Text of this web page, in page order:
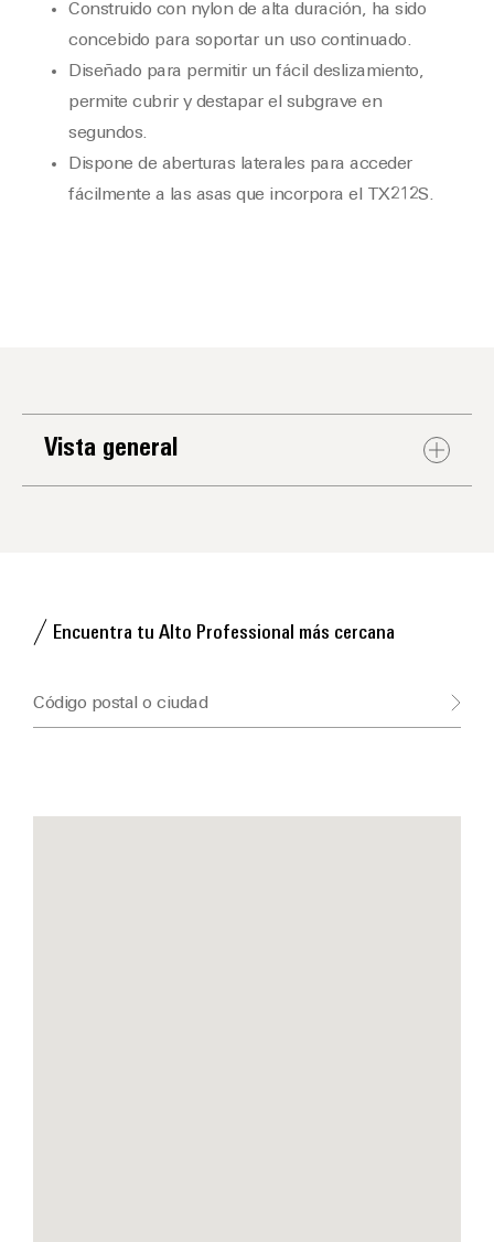
Construido con nylon de alta duración, ha sido
concebido para soportar un uso continuado.
Diseñado para permitir un fácil deslizamiento,
permite cubrir y destapar el subgrave en
segundos.
Dispone de aberturas laterales para acceder
fácilmente a las asas que incorpora el TX212S.
Vista general
Encuentra tu Alto Professional más cercana
Código postal o ciudad